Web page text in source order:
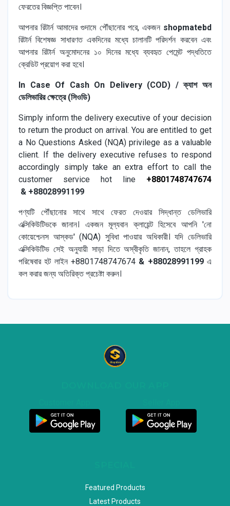
ফেরতের বিজ্ঞপ্তি পাবেন।
আপনার রিটার্ন আমাদের গুদামে পৌঁছানোর পরে, একজনshopmatebd
রিটার্ন বিশেষজ্ঞ সাধারণত একদিনের মধ্যে চালানটি পরিদর্শন করবেন এবং
আপনার রিটার্ন অনুমোদনের ১০ দিনের মধ্যে ব্যবহৃত পেমেন্ট পদ্ধতিতে
ক্রেডিট প্রয়োগ করা হবে।
In Case Of Cash On Delivery (COD) / ক্যাশ অন
ডেলিভারির ক্ষেত্রে (সিওডি)
Simply inform the delivery executive of your decision
to return the product on arrival. You are entitled to get
a No Questions Asked (NQA) privilege as a valuable
client. If the delivery executive refuses to respond
accordingly simply take an extra effort to call the
customer service hot line +8801748747674
& +88028991199
পণ্যটি পৌঁছানোর সাথে সাথে ফেরত দেওয়ার সিদ্ধান্ত ডেলিভারি
এক্সিকিউটিভকে জানান। একজন মূল্যবান ক্লায়েন্ট হিসেবে আপনি 'নো
কোয়েশ্চেনস আস্কড' (NQA) সুবিধা পাওয়ার অধিকারী। যদি ডেলিভারি
এক্সিকিউটিভ সেই অনুযায়ী সাড়া দিতে অস্বীকৃতি জানান, তাহলে গ্রাহক
পরিষেবার হট লাইন +8801748747674 & +88028991199এ
কল করার জন্য অতিরিক্ত প্রচেষ্টা করুন।
Featured Products
Latest Products